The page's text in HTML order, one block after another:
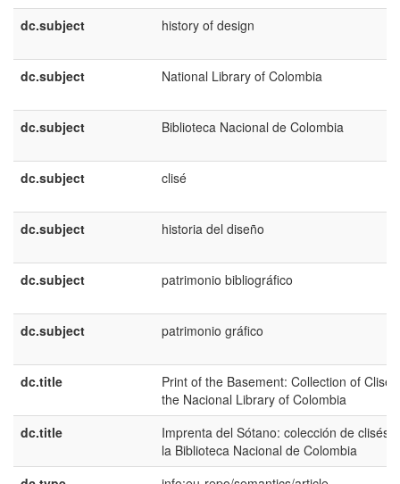
dc.subject history of design
dc.subject National Library of Colombia
dc.subject Biblioteca Nacional de Colombia
dc.subject clisé
dc.subject historia del diseño
dc.subject patrimonio bibliográfico
dc.subject patrimonio gráfico
dc.title
Print of the Basement: Collection of
the Nacional Library of Colombia
dc.title
Imprenta del Sótano: colección de clisés
la Biblioteca Nacional de Colombia